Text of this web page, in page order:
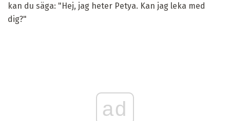
kan du säga: "Hej, jag heter Petya. Kan jag leka med
dig?"
ad